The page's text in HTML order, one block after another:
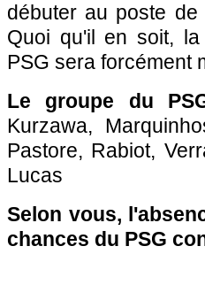
débuter au poste de
Quoi qu'il en soit,
PSG sera forcément
Le groupe du
Kurzawa,
Pastore, Rabiot,
Lucas
Selon vous,
chances du PSG